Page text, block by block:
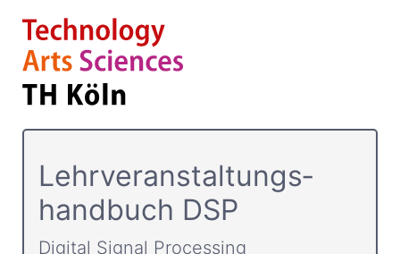
Lehrver­anstaltungs­
handbuch DSP
Digital Signal Processing